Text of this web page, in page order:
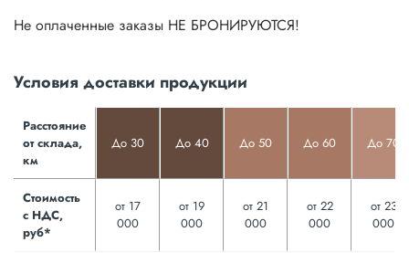
Не оплаченные заказы НЕ БРОНИРУЮТСЯ!
Условия доставки продукции
Расстояние
от склада,
км
До 30 До 40 До 50 До 60 До 70
Стоимость
с НДС,
руб*
от 17
000
от 19
000
от 21
000
от 22
000
от 23
000